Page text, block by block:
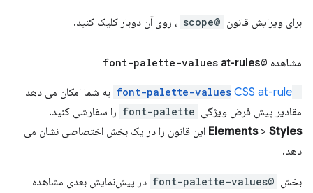
برای ویرایش قانون @scope ، روی آن دوبار کلیک کنید.
مشاهده @font-palette-values
​​at-rules
​​CSS at-rule
به شما امکان می دهد
مقادیر پیش فرض ویژگی font-palette را سفارشی کنید.
Elements> Styles
این قانون را در یک بخش اختصاصی نشان می
دهد.
بخش @font-palette-values
در پیش‌نمایش بعدی مشاهده